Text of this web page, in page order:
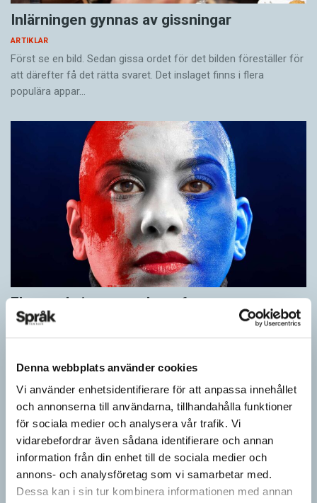
Denna webbplats använder cookies
Vi använder enhetsidentifierare för att anpassa innehållet
och annonserna till användarna, tillhandahålla funktioner
för sociala medier och analysera vår trafik. Vi
vidarebefordrar även sådana identifierare och annan
information från din enhet till de sociala medier och
annons- och analysföretag som vi samarbetar med.
Dessa kan i sin tur kombinera informationen med annan
Inlärningen gynnas av gissningar
ARTIKLAR
Först se en bild. Sedan gissa ordet för det bilden föreställer för
att därefter få det rätta svaret. Det inslaget finns i flera
populära appar…
Fler ser kvinnor med nya former
ARTIKLAR
När det handlar om stora grupper av människor används i regel
ersätts av dubbel­former som les étudiantes…